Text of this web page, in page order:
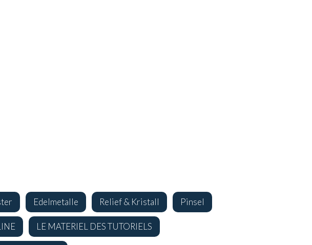
Edelmetalle Relief & Kristall Pinsel
LE MATERIEL DES TUTORIELS